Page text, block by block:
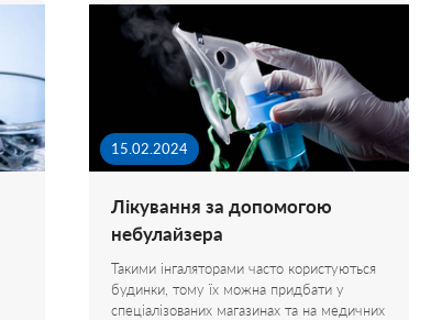
15.02.2024
Лікування за допомогою
небулайзера
Такими інгаляторами часто користуються
будинки, тому їх можна придбати у
спеціалізованих магазинах та на медичних